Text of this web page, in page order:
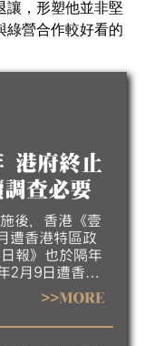
讓，形塑他並非堅
綠營合作較好看的
港府終止
查必要
後，香港《壹
遭香港特區政
報》也於隔年
2月9日遭香港
月5日指出，香
》指示審查員
任期也已於7
>>MORE